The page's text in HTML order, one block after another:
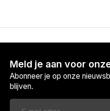
Meld je aan voor
Abonneer je op onze
blijven.